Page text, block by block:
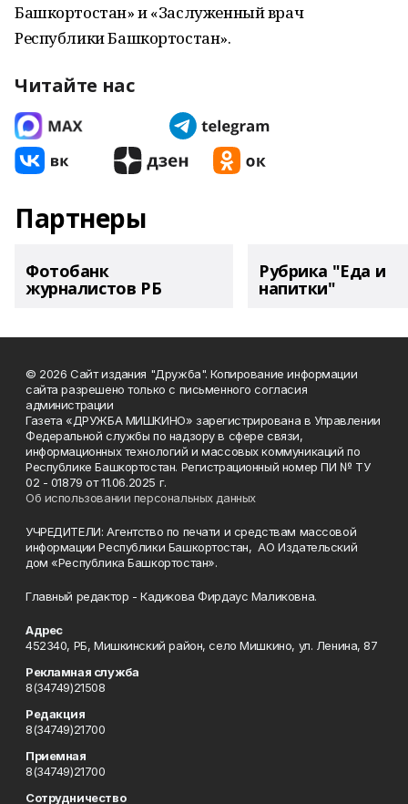
Башкортостан» и «Заслуженный врач
Республики Башкортостан».
Читайте нас
Партнеры
Фотобанк
журналистов РБ
Рубрика "Еда и
напитки"
© 2026 Сайт издания "Дружба". Копирование информации
сайта разрешено только с письменного согласия
администрации
Газета «ДРУЖБА МИШКИНО» зарегистрирована в Управлении
Федеральной службы по надзору в сфере связи,
информационных технологий и массовых коммуникаций по
Республике Башкортостан. Регистрационный номер ПИ № ТУ
02 - 01879 от 11.06.2025 г.
Об использовании персональных данных
УЧРЕДИТЕЛИ: Агентство по печати и средствам массовой
информации Республики Башкортостан, АО Издательский
дом «Республика Башкортостан».
Главный редактор - Кадикова Фирдаус Маликовна.
Адрес
452340, РБ, Мишкинский район, село Мишкино, ул. Ленина, 87
Рекламная служба
8(34749)21508
Редакция
8(34749)21700
Приемная
8(34749)21700
Сотрудничество